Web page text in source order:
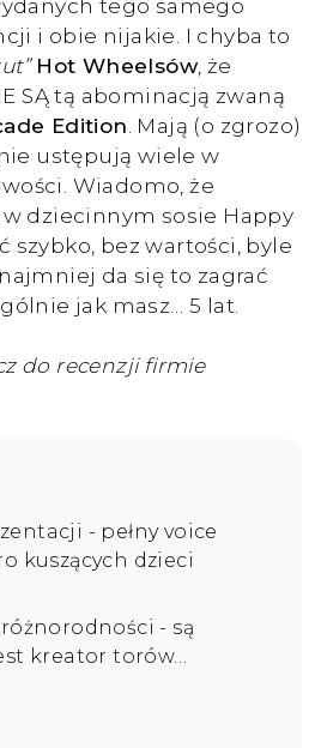
tego samego
i obie nijakie. I chyba to
Hot Wheelsów, że
SĄ tą abominacją zwaną
Edition . Mają (o zgrozo)
ustępują wiele w
Wiadomo, że
dziecinnym sosie Happy
szybko, bez wartości, byle
da się to zagrać
jak masz… 5 lat.
do recenzji firmie
- pełny voice
kuszących dzieci
- są
kreator torów…